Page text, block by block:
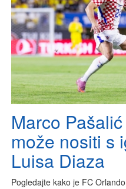
Marco
može nositi s
Luisa Diaza
Pogledajte kako je FC